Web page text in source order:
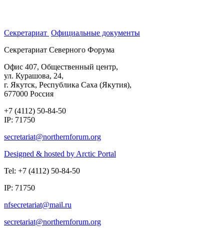
Секретариат Официальные документы
Секретариат Северного Форума
Офис 407, Общественный центр,
ул. Курашова, 24,
г. Якутск, Республика Саха (Якутия),
677000 Россия
+7 (4112) 50-84-50
IP: 71750
Designed & hosted by Arctic Portal
Tel: +7 (4112) 50-84-50
IP: 71750